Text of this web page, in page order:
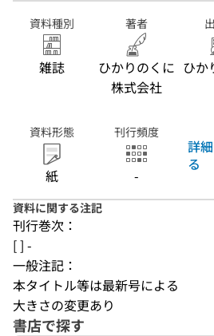
資料種別
雑誌
著者
ひかりのくに
株式会社
ひか
資料形態
紙
刊行頻度
-
詳
る
資料に関する注記
刊行巻次：
[ ] -
一般注記：
本タイトル等は最新号による
大きさの変更あり
書店で探す